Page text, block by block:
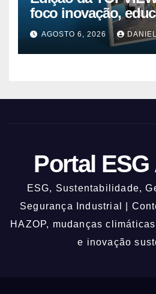
foco inovação,
AGOSTO 6, 2026
Portal
ESG, Sustentabilidade,
Segurança Industrial |
HAZOP, mudanças
e inovação